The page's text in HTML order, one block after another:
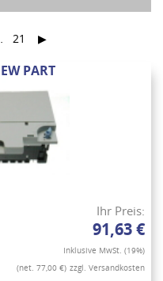
21 ▶
PART
Ihr Preis:
91,63 €
Inklusive MwSt. (19%)
(net. 77,00 €) zzgl. Versandkosten